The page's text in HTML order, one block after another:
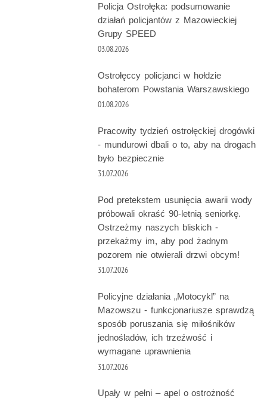
Policja Ostrołęka: podsumowanie
działań policjantów z Mazowieckiej
Grupy SPEED
03.08.2026
Ostrołęccy policjanci w hołdzie
bohaterom Powstania Warszawskiego
01.08.2026
Pracowity tydzień ostrołęckiej drogówki
- mundurowi dbali o to, aby na drogach
było bezpiecznie
31.07.2026
Pod pretekstem usunięcia awarii wody
próbowali okraść 90-letnią seniorkę.
Ostrzeżmy naszych bliskich -
przekażmy im, aby pod żadnym
pozorem nie otwierali drzwi obcym!
31.07.2026
Policyjne działania „Motocykl” na
Mazowszu - funkcjonariusze sprawdzą
sposób poruszania się miłośników
jednośladów, ich trzeźwość i
wymagane uprawnienia
31.07.2026
Upały w pełni – apel o ostrożność